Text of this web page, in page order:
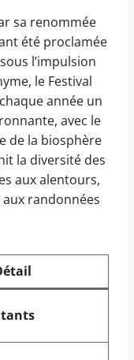
sa renommée
été proclamée
l’impulsion
le Festival
année un
avec le
de la biosphère
la diversité des
aux alentours,
randonnées